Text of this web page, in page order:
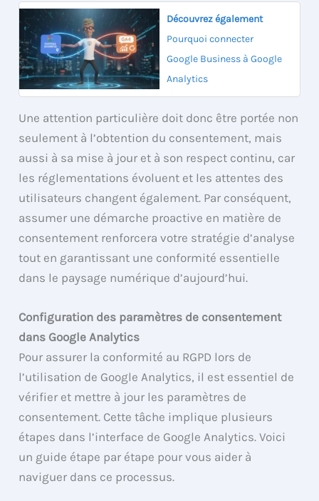
Découvrez également
Pourquoi connecter
Google Business à Google
Analytics
Une attention particulière doit donc être portée non
seulement à l’obtention du consentement, mais
aussi à sa mise à jour et à son respect continu, car
les réglementations évoluent et les attentes des
utilisateurs changent également. Par conséquent,
assumer une démarche proactive en matière de
consentement renforcera votre stratégie d’analyse
tout en garantissant une conformité essentielle
dans le paysage numérique d’aujourd’hui.
Configuration des paramètres de consentement
dans Google Analytics
Pour assurer la conformité au RGPD lors de
l’utilisation de Google Analytics, il est essentiel de
vérifier et mettre à jour les paramètres de
consentement. Cette tâche implique plusieurs
étapes dans l’interface de Google Analytics. Voici
un guide étape par étape pour vous aider à
naviguer dans ce processus.